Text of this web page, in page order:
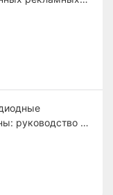
руководство по